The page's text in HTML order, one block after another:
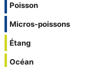
Poisson
Micros-poissons
Étang
Océan